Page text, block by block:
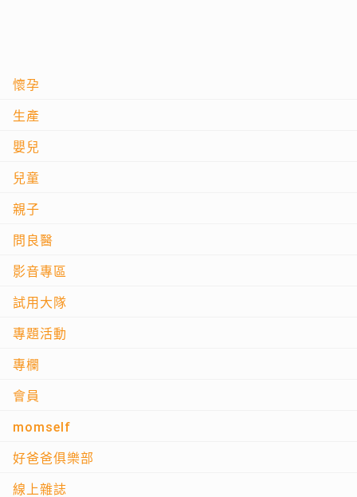
懷孕
生產
嬰兒
兒童
親子
問良醫
影音專區
試用大隊
專題活動
專欄
會員
momself
好爸爸俱樂部
線上雜誌